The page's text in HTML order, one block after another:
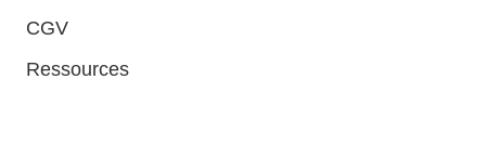
CGV
Ressources